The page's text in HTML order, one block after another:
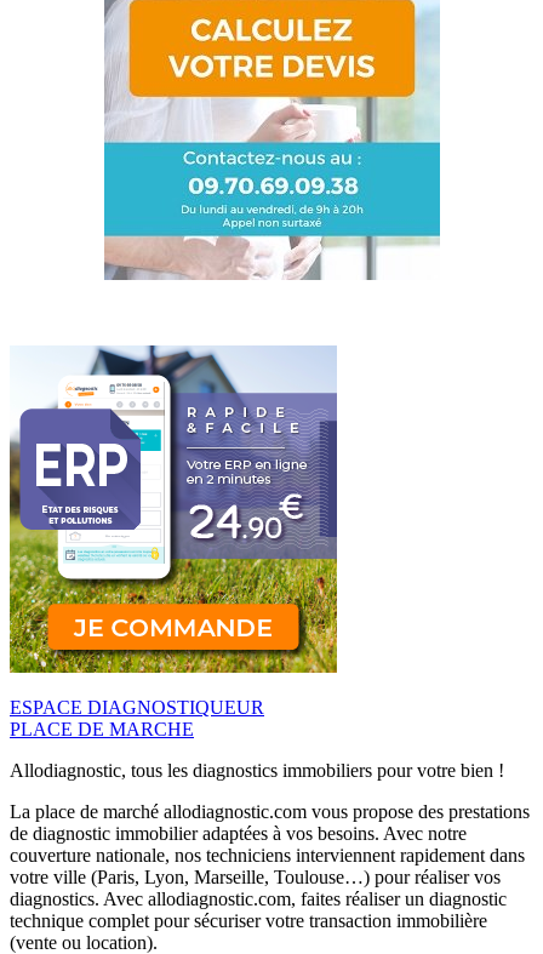
ESPACE DIAGNOSTIQUEUR
PLACE DE MARCHE
Allodiagnostic, tous les diagnostics immobiliers pour votre bien !
La place de marché allodiagnostic.com vous propose des prestations
de diagnostic immobilier adaptées à vos besoins. Avec notre
couverture nationale, nos techniciens interviennent rapidement dans
votre ville (Paris, Lyon, Marseille, Toulouse…) pour réaliser vos
diagnostics. Avec allodiagnostic.com, faites réaliser un diagnostic
technique complet pour sécuriser votre transaction immobilière
(vente ou location).